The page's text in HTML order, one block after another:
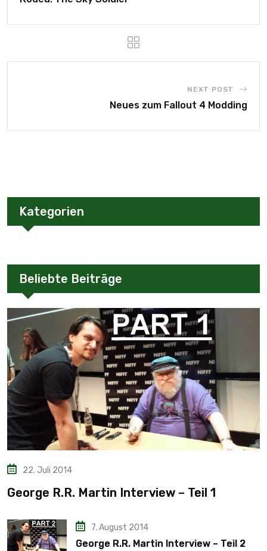
NEXT POST
Neues zum Fallout 4 Modding
Kategorien
Beliebte Beiträge
22. Juli 2014
George R.R. Martin Interview – Teil 1
7. August 2014
George R.R. Martin Interview – Teil 2